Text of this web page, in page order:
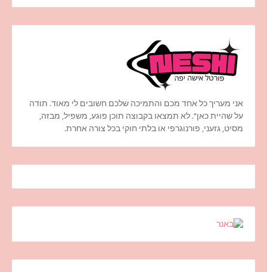
אני מעריך כל אחד מכם והתמיכה שלכם חשובים לי מאוד. תודה
על שהיית כאן". לא תמצאו בקבוצה תוכן פוגע, משפיל, מבזה,
מסיט, גזעני, פורנוגרפי או בלתי חוקי בכל צורה אחרת.